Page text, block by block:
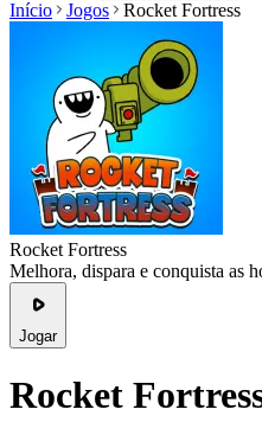
Início Jogos Rocket Fortress
Rocket Fortress
Melhora, dispara e conquista as
Jogar
Rocket